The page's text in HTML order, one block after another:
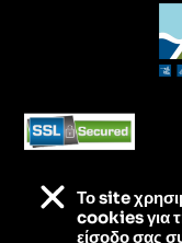
Τα πάντα για τις
Το site
cookies για
είσοδο σας